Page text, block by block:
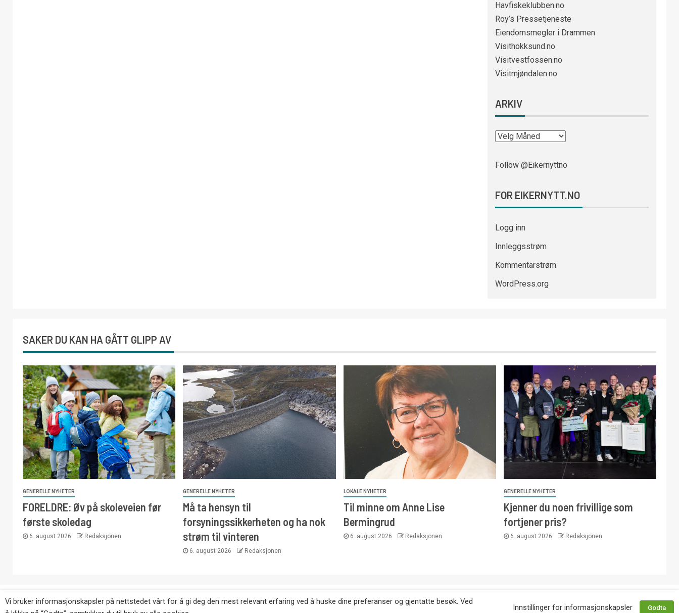
Havfiskeklubben.no
Roy’s Pressetjeneste
Eiendomsmegler i Drammen
Visithokksund.no
Visitvestfossen.no
Visitmjøndalen.no
ARKIV
Follow @Eikernyttno
FOR EIKERNYTT.NO
Logg inn
Innleggsstrøm
Kommentarstrøm
WordPress.org
SAKER DU KAN HA GÅTT GLIPP AV
GENERELLE NYHETER
FORELDRE: Øv på skoleveien før
første skoledag
6. august 2026 Redaksjonen
GENERELLE NYHETER
Må ta hensyn til
forsyningssikkerheten og ha nok
strøm til vinteren
6. august 2026 Redaksjonen
LOKALE NYHETER
Til minne om Anne Lise
Bermingrud
6. august 2026 Redaksjonen
GENERELLE NYHETER
Kjenner du noen frivillige som
fortjener pris?
6. august 2026 Redaksjonen
Copyright © Eikernytt.no utgis av Roy’s Pressetjeneste. Kopiering av tekst, bilder og annonser er ikke tillatt uten etter avtale med utgiver. Tlf. 92 63 86 82.
Vi bruker informasjonskapsler på nettstedet vårt for å gi deg den mest relevant erfaring ved å huske dine preferanser og gjentatte besøk. Ved
Innstillinger for informasjonskapsler Godta